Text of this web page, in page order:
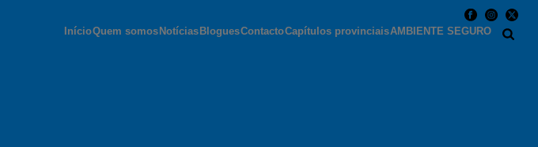
InícioQuem somos Notícias BloguesContactoCapítulos provinciaisAMBIENTE SEGURO